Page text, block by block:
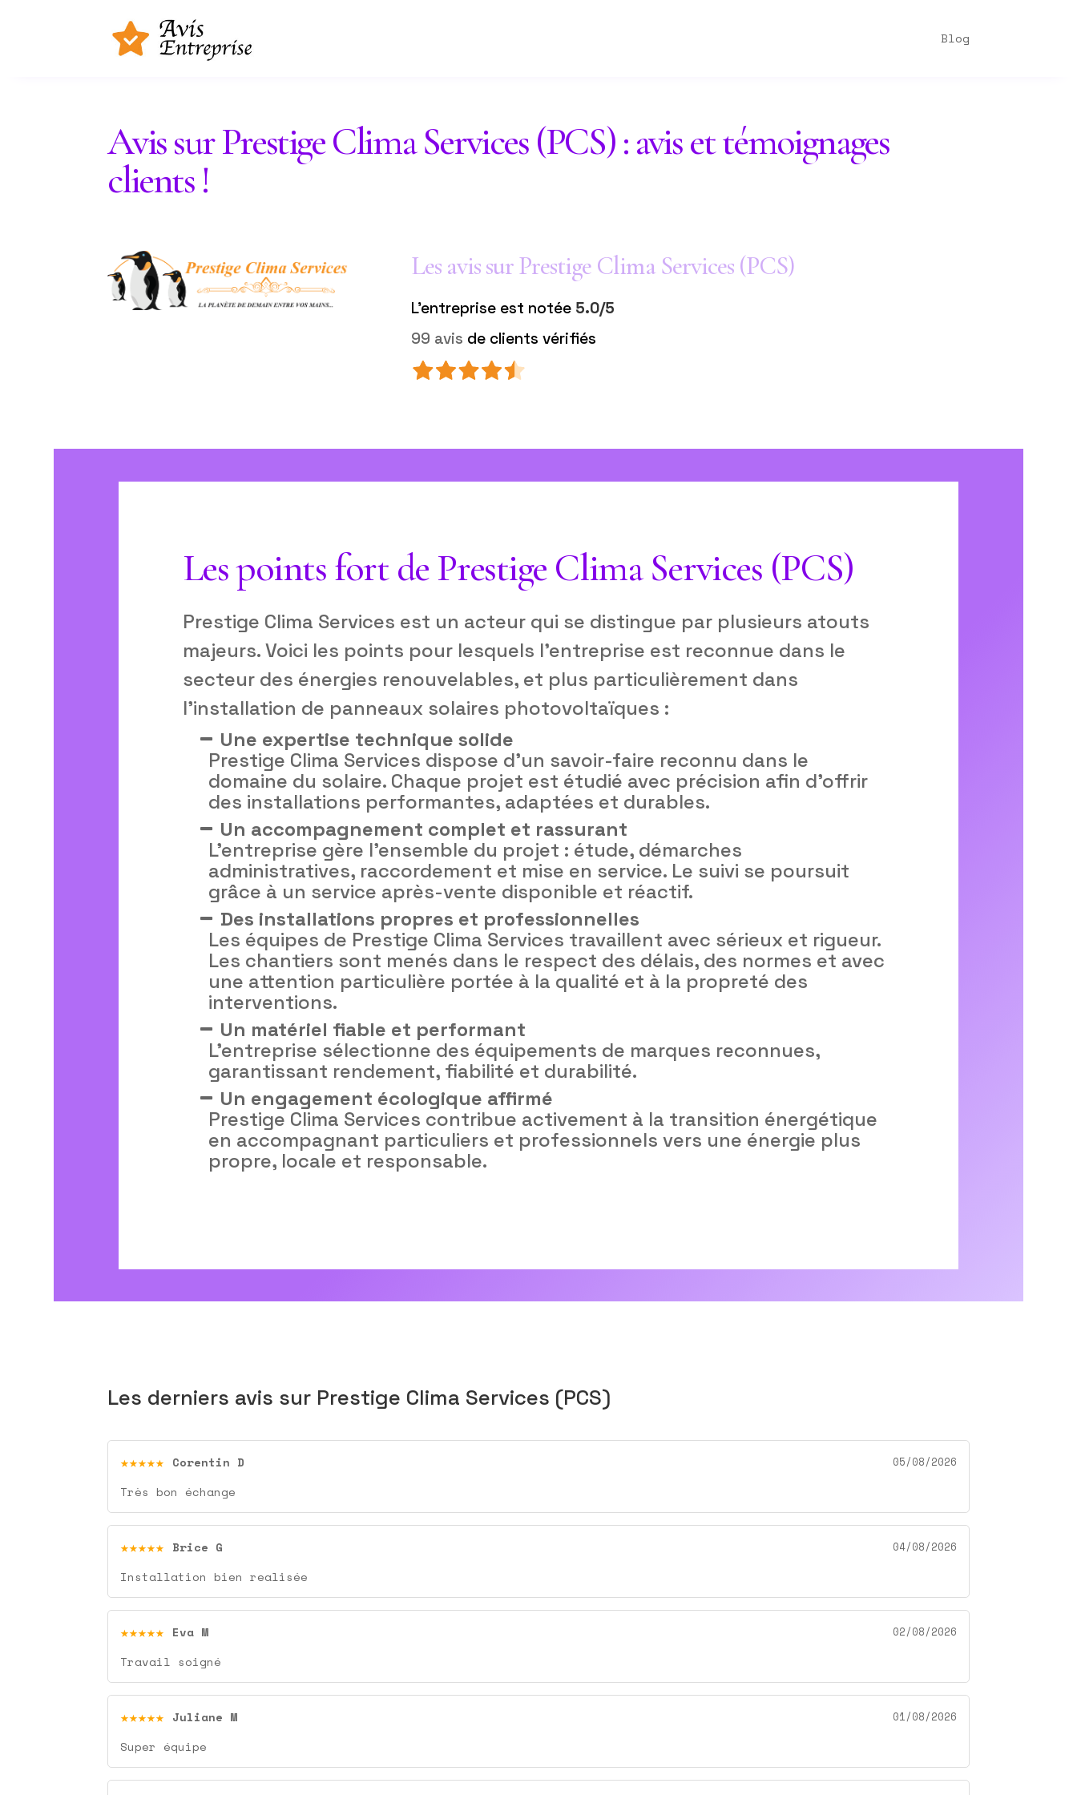
Blog
Avis sur Prestige Clima Services (PCS) : avis et témoignages
clients !
Les avis sur Prestige Clima Services (PCS)
L'entreprise est notée 5.0/5
99 avis de clients vérifiés
Les points fort de Prestige Clima Services (PCS)
Prestige Clima Services est un acteur qui se distingue par plusieurs atouts
majeurs. Voici les points pour lesquels l’entreprise est reconnue dans le
secteur des énergies renouvelables, et plus particulièrement dans
l’installation de panneaux solaires photovoltaïques :
Une expertise technique solide
Prestige Clima Services dispose d’un savoir-faire reconnu dans le
domaine du solaire. Chaque projet est étudié avec précision afin d’offrir
des installations performantes, adaptées et durables.
Un accompagnement complet et rassurant
L’entreprise gère l’ensemble du projet : étude, démarches
administratives, raccordement et mise en service. Le suivi se poursuit
grâce à un service après-vente disponible et réactif.
Des installations propres et professionnelles
Les équipes de Prestige Clima Services travaillent avec sérieux et rigueur.
Les chantiers sont menés dans le respect des délais, des normes et avec
une attention particulière portée à la qualité et à la propreté des
interventions.
Un matériel fiable et performant
L’entreprise sélectionne des équipements de marques reconnues,
garantissant rendement, fiabilité et durabilité.
Un engagement écologique affirmé
Prestige Clima Services contribue activement à la transition énergétique
en accompagnant particuliers et professionnels vers une énergie plus
propre, locale et responsable.
Les derniers avis sur Prestige Clima Services (PCS)
★★★★★ Corentin D 05/08/2026
Très bon échange
★★★★★ Brice G 04/08/2026
Installation bien realisée
★★★★★ Eva M 02/08/2026
Travail soigné
★★★★★ Juliane M 01/08/2026
Super équipe